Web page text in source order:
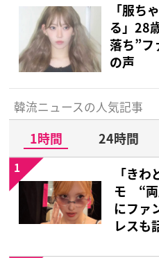
「服ち
る」28
落ち”フ
の声
韓流ニュースの人気記事
1時間 24時間
「き
モ “両
にファ
レスも
1